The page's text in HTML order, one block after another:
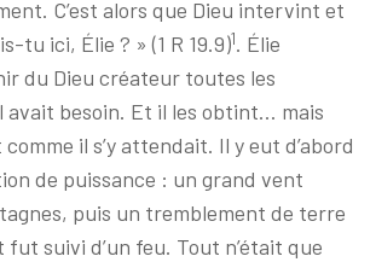
C’est alors que Dieu intervint et
tu ici, Élie ? » (1 R 19.9)1. Élie
du Dieu créateur toutes les
avait besoin. Et il les obtint… mais
il s’y attendait. Il y eut d’abord
de puissance : un grand vent
puis un tremblement de terre
fut suivi d’un feu. Tout n’était que